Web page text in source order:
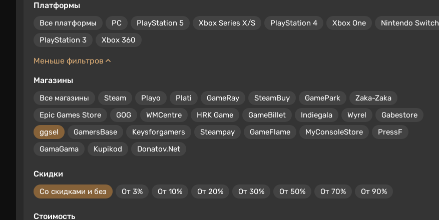
Платформы
Все платформы PC PlayStation 5 Xbox Series X/S PlayStation 4 Xbox One
Nintendo Switch
PlayStation 3
Xbox 360
Меньше фильтров
Магазины
Все магазины Steam Playo Plati GameRay SteamBuy GamePark
Zaka-Zaka
Epic Games Store
GOG WMCentre HRK Game GameBillet Indiegala Wyrel
Gabestore
ggsel
GamersBase Keysforgamers Steampay GameFlame MyConsoleStore
PressF
GamaGama
Kupikod Donatov.Net
Скидки
Со скидками и без От 3% От 10% От 20% От 30% От 50% От 70% От 90%
Стоимость